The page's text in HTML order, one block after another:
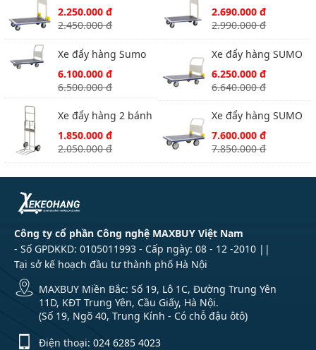
HL-110C
2.250.000 đ
2.450.000 đ
HB211
2.690.000 đ
2.990.000 đ
Xe đẩy hàng Sumo
HG311
6.100.000 đ
6.500.000 đ
Xe đẩy hàng SUMO
HG-310C
6.250.000 đ
6.640.000 đ
Xe đẩy hàng 2 bánh
Sumo SFT3011
1.850.000 đ
2.050.000 đ
Xe đẩy hàng SUMO
HG-510C
7.600.000 đ
7.850.000 đ
Công ty cổ phần Công nghệ MAXBUY Việt Nam
- Số GPDKKD: 0105011993 - Cấp ngày: 08 - 12 -2010 ||
Tại sở kế hoạch đầu tư thành phố Hà Nội
MAXBUY Miền Bắc: Số 19, Lô 1C, Đường Trung Yên
11D, KĐT Trung Yên, Cầu Giấy, Hà Nội.
(Số 19, Ngõ 40, Trung Kính - Có chỗ đậu ôtô)
Điện thoại: 024 6285 4023